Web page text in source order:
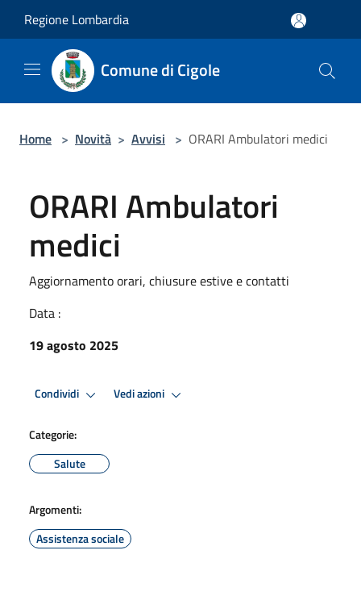
Regione Lombardia
Comune di Cigole
Home > Novità > Avvisi > ORARI Ambulatori medici
ORARI Ambulatori
medici
Aggiornamento orari, chiusure estive e contatti
Data :
19 agosto 2025
Condividi Vedi azioni
Categorie:
Salute
Argomenti:
Assistenza sociale